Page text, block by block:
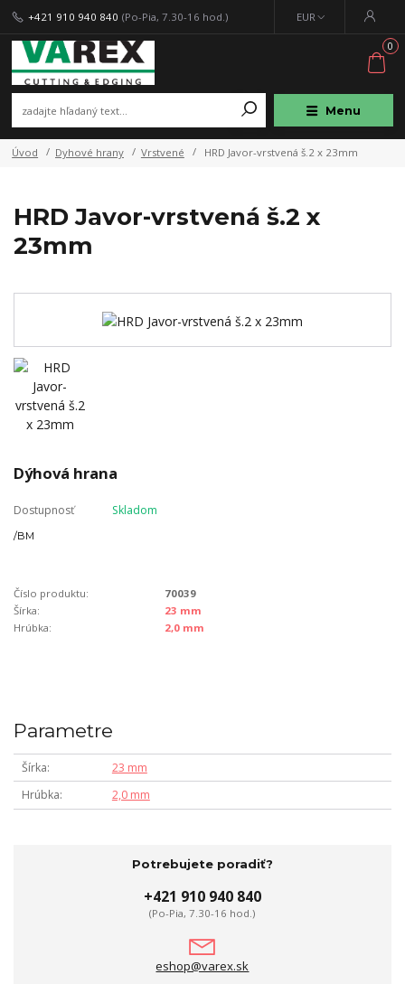
Menu
EUR
+421 910 940 840 (Po-Pia, 7.30-16 hod.)
0
Úvod Dyhové hrany Vrstvené HRD Javor-vrstvená š.2 x 23mm
HRD Javor-vrstvená š.2 x
23mm
Dýhová hrana
Dostupnosť Skladom
/BM
Číslo produktu:
70039
Šírka:
23 mm
Hrúbka:
2,0 mm
Parametre
Šírka
23 mm
Hrúbka
2,0 mm
Potrebujete poradiť?
+421 910 940 840
(Po-Pia, 7.30-16 hod.)
eshop@varex.sk